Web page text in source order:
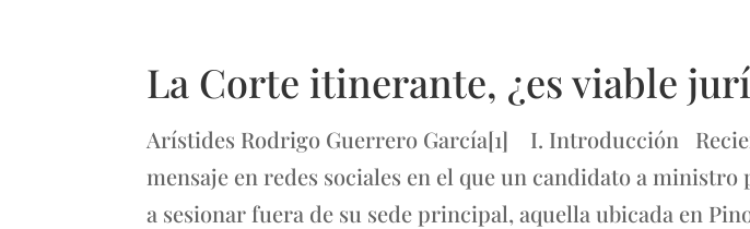
La Corte itinerante, ¿es viable
Arístides Rodrigo Guerrero García[1] I. Introducción
mensaje en redes sociales en el que un candidato a
a sesionar fuera de su sede principal, aquella ubicada en